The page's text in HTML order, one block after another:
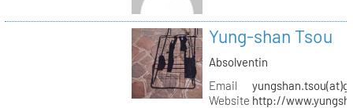
Yung-shan Tsou
Absolventin
Email
Website http://